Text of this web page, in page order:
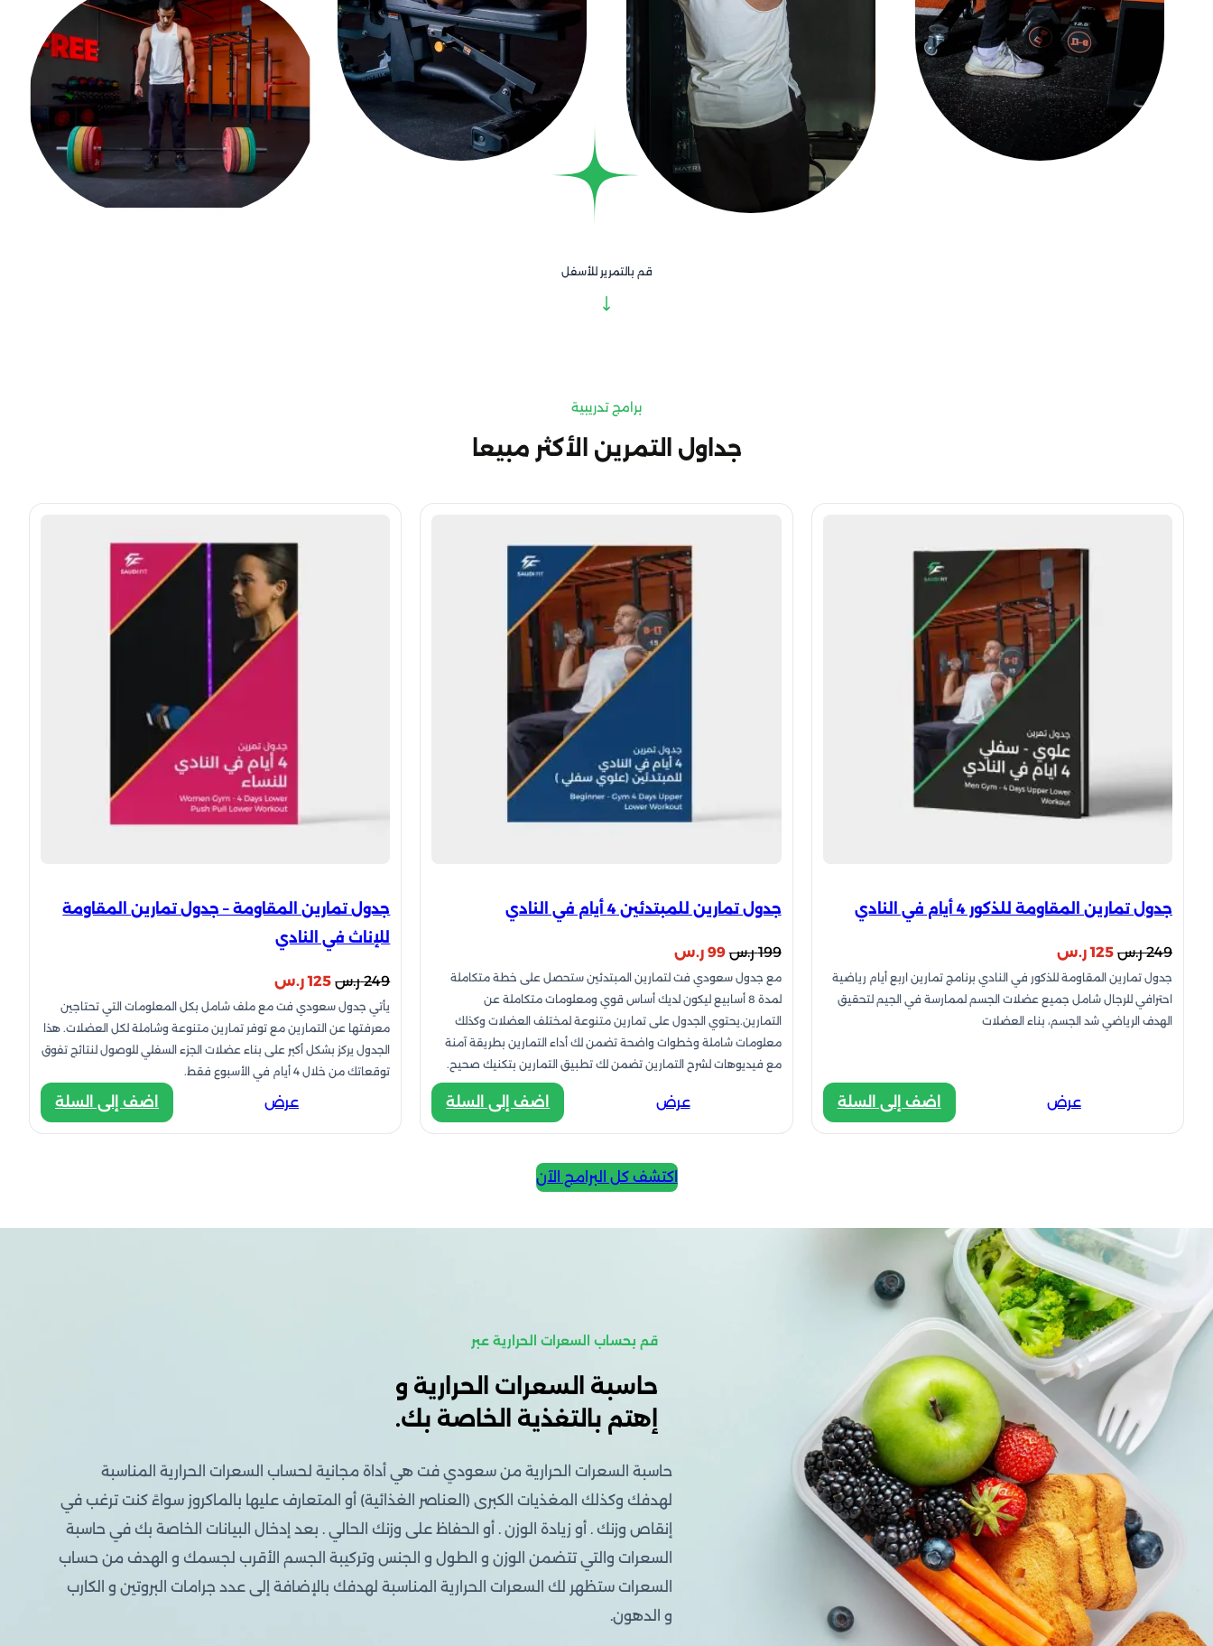
قم بالتمرير للأسفل
برامج تدريبية
جداول التمرين الأكثر مبيعا
جدول تمارين المقاومة للذكور 4 أيام في النادي
249 ر.س السعر
الأصلي
هو:
125 ر.سالسعر
الحالي
هو:
جدول تمارين المقاومة للذكور في النادي برنامج تمارين اربع أيام رياضية
احترافي للرجال شامل جميع عضلات الجسم لممارسة في الجيم لتحقيق
الهدف الرياضي شد الجسم، بناء العضلات
عرض
:
جدول
4
أيام
في
النادي
اضف إلى السلة
جدول تمارين للمبتدئين 4 أيام في النادي
199 ر.سالسعر
الأصلي
هو:
199 ر.س.
99 ر.سالسعر
الحالي
هو:
99 ر.س.
مع جدول سعودي فت لتمارين المبتدئين ستحصل على خطة متكاملة
لمدة 8 أسابيع ليكون لديك أساس قوي ومعلومات متكاملة عن
التمارين.يحتوي الجدول على تمارين متنوعة لمختلف العضلات وكذلك
معلومات شاملة وخطوات واضحة تضمن لك أداء التمارين بطريقة آمنة
مع فيديوهات لشرح التمارين تضمن لك تطبيق التمارين بتكنيك صحيح.
عرض
:
جدول
للمبتدئين
اضف إلى السلة
جدول تمارين المقاومة – جدول تمارين المقاومة
للإناث في النادي
249 ر.س السعر
الأصلي
هو:
249 ر.س.
125 ر.سالسعر
الحالي
هو:
125 ر.س.
يأتي جدول سعودي فت مع ملف شامل بكل المعلومات التي تحتاجين
معرفتها عن التمارين مع توفر تمارين متنوعة وشاملة لكل العضلات. هذا
الجدول يركز بشكل أكبر على بناء عضلات الجزء السفلي للوصول لنتائج تفوق
توقعاتك من خلال 4 أيام في الأسبوع فقط.
عرض:
جدول
اضف إلى السلة
اكتشف كل البرامج الآن
قم بحساب السعرات الحرارية عبر
حاسبة السعرات الحرارية و
إهتم بالتغذية الخاصة بك.
حاسبة السعرات الحرارية من سعودي فت هي أداة مجانية لحساب السعرات الحرارية المناسبة
لهدفك وكذلك المغذيات الكبرى (العناصر الغذائية) أو المتعارف عليها بالماكروز سواءً كنت ترغب في
إنقاص وزنك . أو زيادة الوزن . أو الحفاظ على وزنك الحالي . بعد إدخال البيانات الخاصة بك في حاسبة
السعرات والتي تتضمن الوزن و الطول و الجنس وتركيبة الجسم الأقرب لجسمك و الهدف من حساب
السعرات ستظهر لك السعرات الحرارية المناسبة لهدفك بالإضافة إلى عدد جرامات البروتين و الكارب
و الدهون.